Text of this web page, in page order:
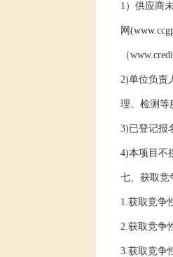
1 ）供应商
网
（
2)单位负责
理、检测等
3)已登记报
4)本项目不
七、获取竞
1.获取竞争
2.获取竞争
3.获取竞争